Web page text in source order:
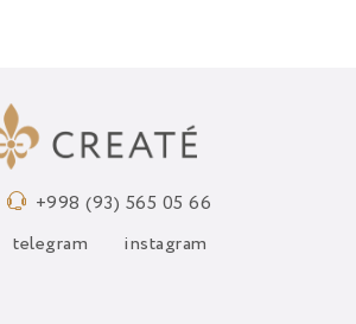
+998 (93) 565 05 66
telegram instagram